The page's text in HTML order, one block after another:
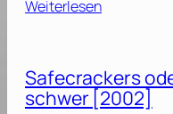
9
Weiterlesen:
G
i
Safecrackers
schwer [2002]